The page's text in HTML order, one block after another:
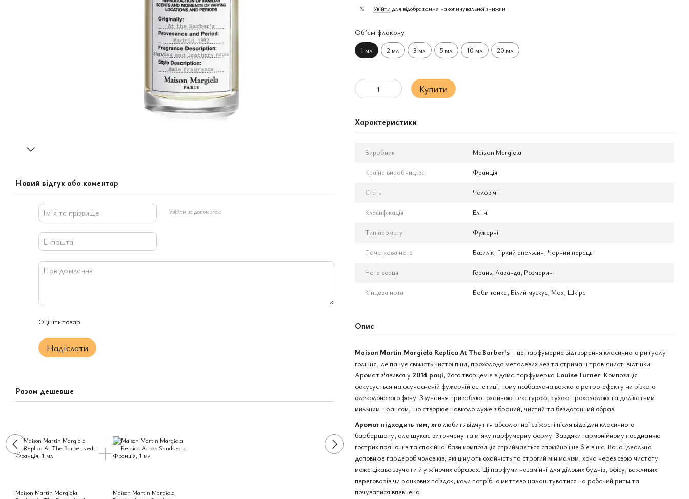
Новий відгук або коментар
Увійти за допомогою
Оцініть товар
Надіслати
Разом дешевше
Maison Martin Margiela
Maison Martin Margiela
Разом дешевше
Maison Martin Margiela
% Увійти для відображення накопичувальної знижки
Обʼєм флакону
1 мл 2 мл 3 мл 5 мл 10 мл 20 мл
Купити
Характеристики
Виробник Maison Margiela
Країна виробництва Франція
Стать Чоловічі
Класифікація Елітні
Тип аромату Фужерні
Початкова нота Базилік, Гіркий апельсин, Чорний перець
Нота серця Герань, Лаванда, Розмарин
Кінцева нота Боби тонка, Білий мускус, Мох, Шкіра
Опис
Maison Martin Margiela Replica At The Barber's– це парфумерне відтворення класичного ритуалу
гоління, де панує свіжість чистої піни, прохолода металевих лез та стримані трав'янисті відтінки.
Аромат з'явився у 2014 році, його творцем є відома парфумерка Louise Turner. Композиція
фокусується на осучасненій фужерній естетиці, тому позбавлена важкого ретро-ефекту чи різкого
одеколонового фону. Звучання приваблює охайною текстурою, сухою прохолодою та делікатним
мильним нюансом, що створює навколо дуже зібраний, чистий та бездоганний образ.
Аромат підходить тим, хтолюбить відчуття абсолютної свіжості після відвідин класичного
барбершопу, але шукає витончену та м'яку парфумерну форму. Завдяки гармонійному поєднанню
гострих прянощів та спокійної бази композиція сприймається спокійно і не б'є в ніс. Вона ідеально
доповнює гардероб чоловіків, які цінують охайність та строгий мінімалізм, хоча через свою чистоту
може цікаво звучати й у жіночих образах. Ці парфуми незамінні для ділових буднів, офісу, важливих
переговорів чи ранкових поїздок, коли потрібно миттєво налаштуватися на робочий ритм та
почуватися впевнено.